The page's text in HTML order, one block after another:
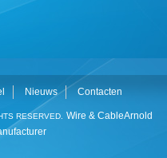
Nieuws Contacten
RESERVED. Wire & CableArnold